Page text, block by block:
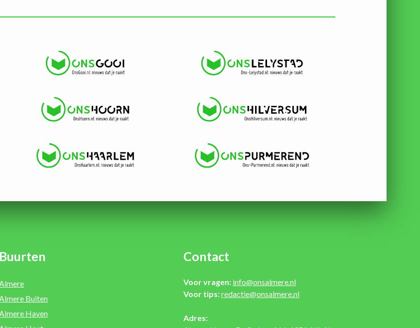
Buurten
Almere
Almere Buiten
Almere Haven
Contact
Voor vragen: info@onsalmere.nl
Voor tips:redactie@onsalmere.nl
Adres: